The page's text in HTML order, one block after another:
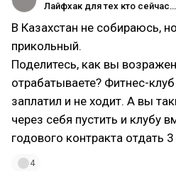
Лайфхак для тех кто сейчас направляется в Казахстан
В Казахстан не собираюсь,
прикольный.
Поделитесь, как вы
отрабатываете? Фитнес-
заплатил и не ходит. А вы
через себя пустить и клубу
годового контракта отдать
4